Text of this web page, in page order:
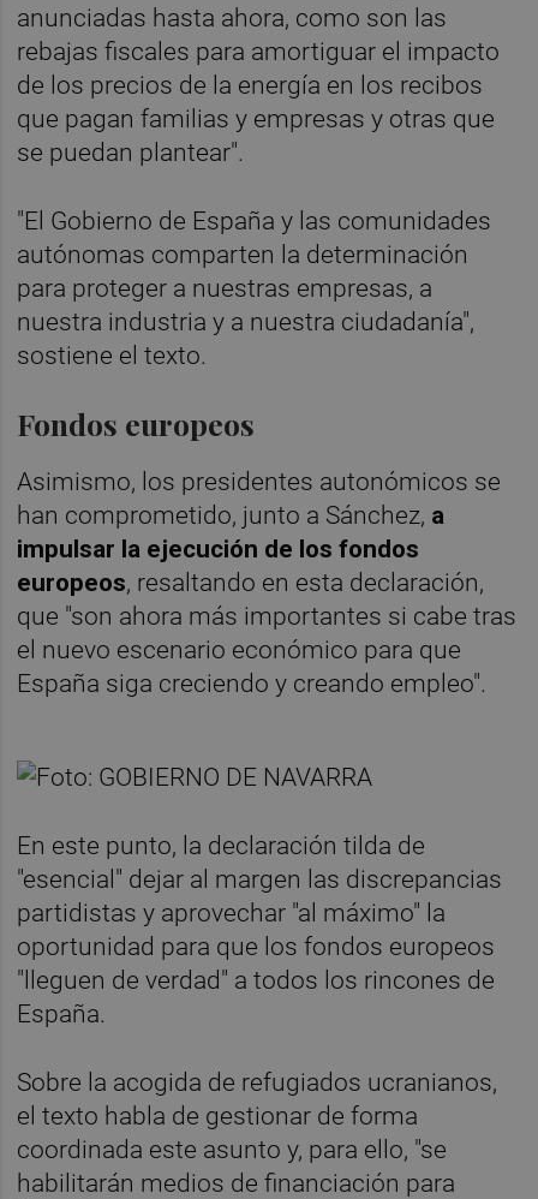
anunciadas hasta ahora, como son las
rebajas fiscales para amortiguar el impacto
de los precios de la energía en los recibos
que pagan familias y empresas y otras que
se puedan plantear".
"El Gobierno de España y las comunidades
autónomas comparten la determinación
para proteger a nuestras empresas, a
nuestra industria y a nuestra ciudadanía",
sostiene el texto.
Fondos europeos
Asimismo, los presidentes autonómicos se
han comprometido, junto a Sánchez, a
impulsar la ejecución de los fondos
europeos, resaltando en esta declaración,
que "son ahora más importantes si cabe tras
el nuevo escenario económico para que
España siga creciendo y creando empleo".
En este punto, la declaración tilda de
"esencial" dejar al margen las discrepancias
partidistas y aprovechar "al máximo" la
oportunidad para que los fondos europeos
"lleguen de verdad" a todos los rincones de
España.
Sobre la acogida de refugiados ucranianos,
el texto habla de gestionar de forma
coordinada este asunto y, para ello, "se
habilitarán medios de financiación para